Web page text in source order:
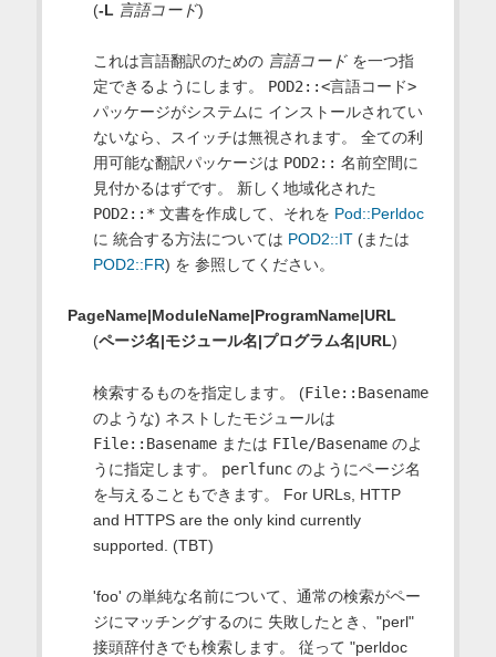
(-L 言語コード)
これは言語翻訳のための 言語コードを一つ指
定できるようにします。 POD2::<言語コード>
パッケージがシステムに インストールされてい
ないなら、スイッチは無視されます。 全ての利
用可能な翻訳パッケージは POD2:: 名前空間に
見付かるはずです。 新しく地域化された
POD2::* 文書を作成して、それを Pod::Perldoc
に 統合する方法については POD2::IT(または
POD2::FR) を 参照してください。
PageName|ModuleName|ProgramName|URL
(ページ名|モジュール名|プログラム名|URL)
検索するものを指定します。 (File::Basename
のような) ネストしたモジュールは
File::Basenameまたは FIle/Basenameのよ
うに指定します。 perlfuncのようにページ名
を与えることもできます。 For URLs, HTTP
and HTTPS are the only kind currently
supported. (TBT)
'foo' の単純な名前について、通常の検索がペー
ジにマッチングするのに 失敗したとき、"perl"
接頭辞付きでも検索します。 従って "perldoc